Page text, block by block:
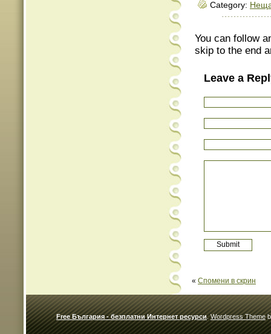
Category:
You can follow
skip to the end
Leave a
« Спомени в скрин
Free България - безплатни Интернет ресурси.Wordpress Theme